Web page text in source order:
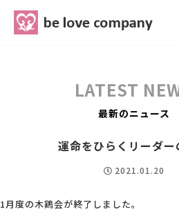
MG研修
LATEST
最新のニュース
運命をひらくリーダー
2021.01.20
1月度の木鶏会が終了しました。